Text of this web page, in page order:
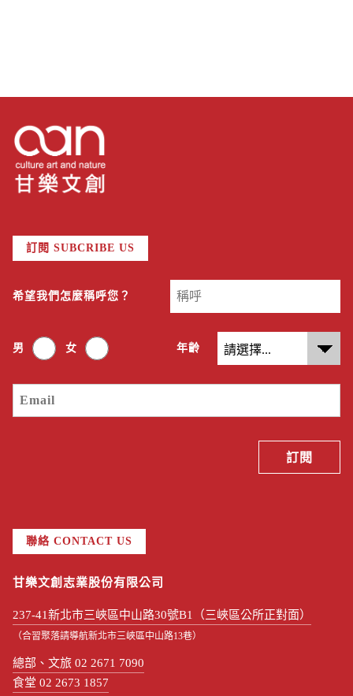
訂閱 SUBCRIBE US
希望我們怎麼稱呼您？
男 女 年齡
聯絡 CONTACT US
甘樂文創志業股份有限公司
237-41新北市三峽區中山路30號B1（三峽區公所正對面）
（合習聚落請導航新北市三峽區中山路13巷）
總部、文旅 02 2671 7090
食堂 02 2673 1857